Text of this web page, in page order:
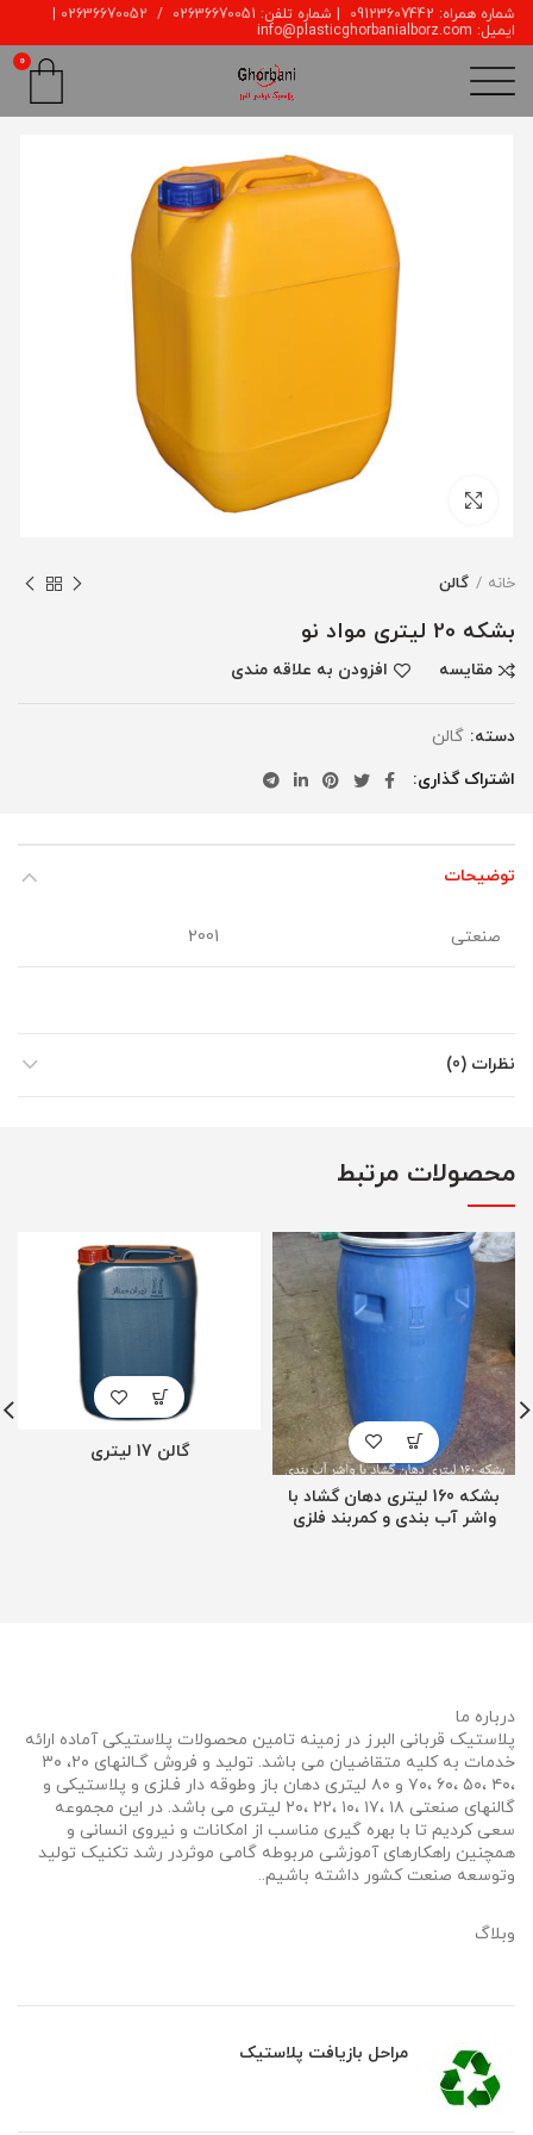
ایمیل: info@plasticghorbanialborz.com
0
خانه گالن
بشکه 20 لیتری مواد نو
مقایسه افزودن به علاقه مندی
دسته: گالن
اشتراک گذاری
توضیحات
صنعتی 2001
نظرات (0)
محصولات مرتبط
بشکه 160 لیتری دهان گشاد با
واشر آب بندی و کمربند فلزی
گالن 17 لیتری
درباره ما
پلاستیک قربانی البرز در زمینه تامین محصولات پلاستیکی آماده ارائه
خدمات به کلیه متقاضیان می باشد. تولید و فروش گـالنهای ۲۰، ۳۰
،۴۰ ،۵۰ ،۶۰ ،۷۰ و ۸۰ لیتری دهان باز وطوقه دار فـلزی و پلاستیکی و
گالنهای صنعتی ۱۸ ،۱۷ ،۱۰ ،۲۲ ،۲۰ لیتری می باشد. در این مجموعه
سعی کردیم تا با بهره گیری مناسب از امکانات و نیروی انسانی و
همچنین راهکارهای آموزشی مربوطه گامی موثردر رشد تکنیک تولید
وتوسعه صنعت کشور داشته باشیم..
وبلاگ
مراحل بازیافت پلاستیک